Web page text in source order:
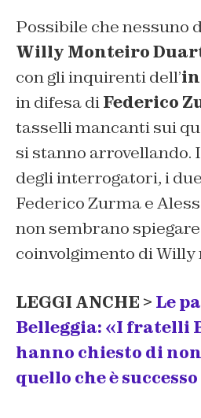
Possibile che nessuno
Willy Monteiro
con gli inquirenti dell’
in difesa diFederico
tasselli mancanti sui
si stanno arrovellando.
degli interrogatori, i
Federico Zurma e
non sembrano
coinvolgimento di Willy
LEGGI ANCHE > Le
Belleggia: «I fratelli
hanno chiesto di
quello che è